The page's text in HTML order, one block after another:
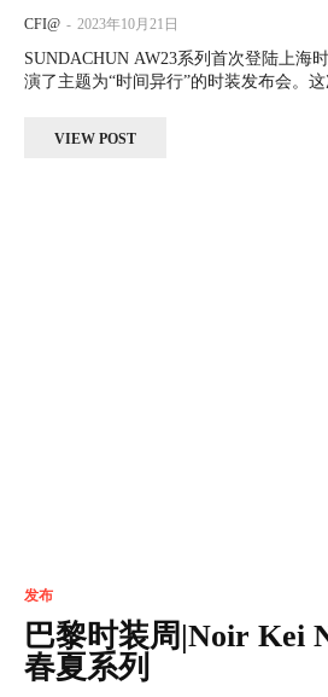
CFI@ - 2023年10月21日
SUNDACHUN AW23系列首次登陆上海
演了主题为“时间异行”的时装发布会。
VIEW POST
发布
巴黎时装周|Noir Kei
春夏系列